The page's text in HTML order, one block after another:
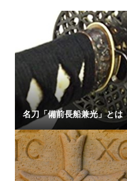
名刀「備前長船兼光」とは